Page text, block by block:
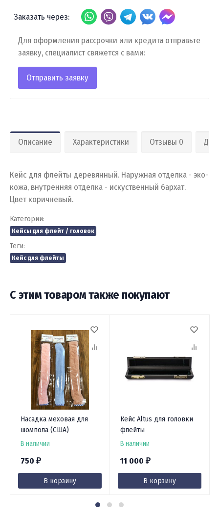
Заказать через:
Для оформления рассрочки или кредита отправьте
заявку, специалист свяжется с вами:
Отправить заявку
Описание Характеристики Отзывы 0
Кейс для флейты деревянный. Наружная отделка - эко-
кожа, внутренняя отделка - искуственный бархат.
Цвет коричневый.
Категории:
Кейсы для флейт / головок
Теги:
Кейс для флейты
С этим товаром также покупают
Насадка меховая для
шомпола (США)
В наличии
750 ₽
В корзину
Кейс Altus для головки
флейты
В наличии
11 000 ₽
В корзину